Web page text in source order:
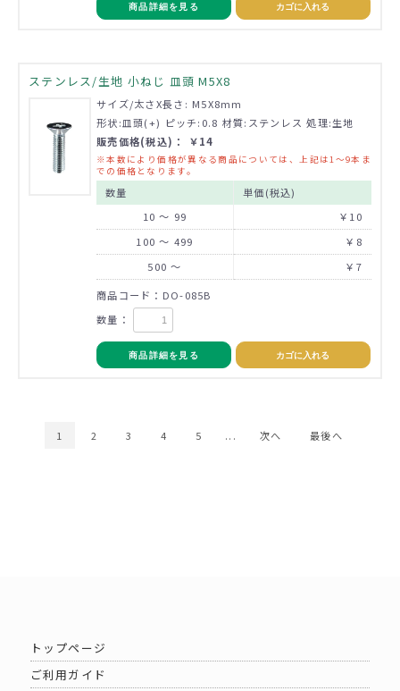
商品詳細を見る カゴに入れる
ステンレス/生地 小ねじ 皿頭 M5X8
サイズ/太さX長さ: M5X8mm
形状:皿頭(+) ピッチ:0.8 材質:ステンレス 処理:生地
販売価格(税込)： ￥14
※本数により価格が異なる商品については、上記は1～9本ま
での価格となります。
数量
単価(税込)
10 ～ 99
￥10
100 ～ 499
￥8
500 ～
￥7
商品コード：DO-085B
数量：
商品詳細を見る カゴに入れる
1 2 3 4 5 ... 次へ 最後へ
トップページ
ご利用ガイド